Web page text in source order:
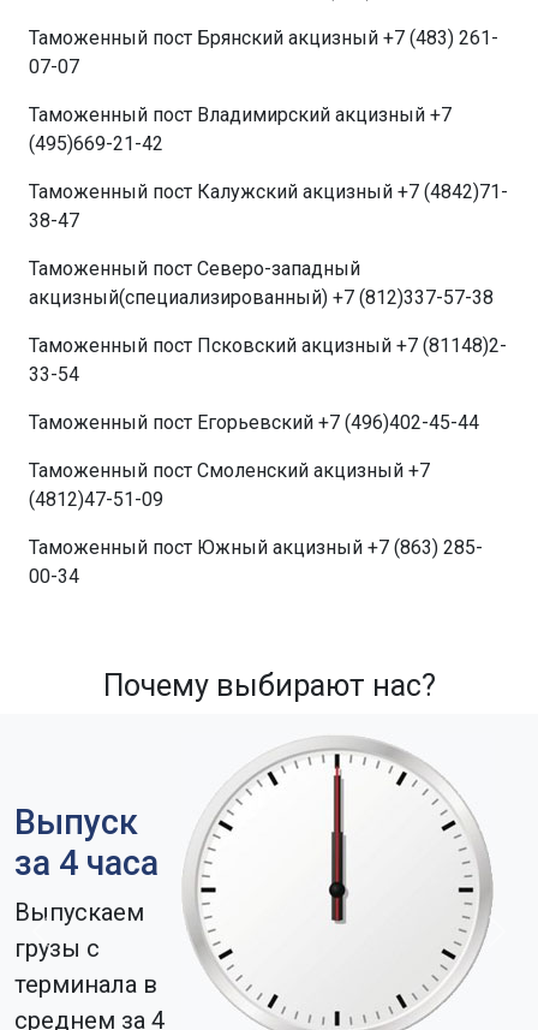
Таможенный пост Брянский акцизный +7 (483) 261-
07-07
Таможенный пост Владимирский акцизный +7
(495)669-21-42
Таможенный пост Калужский акцизный +7 (4842)71-
38-47
Таможенный пост Северо-западный
акцизный(специализированный) +7 (812)337-57-38
Таможенный пост Псковский акцизный +7 (81148)2-
33-54
Таможенный пост Егорьевский +7 (496)402-45-44
Таможенный пост Смоленский акцизный +7
(4812)47-51-09
Таможенный пост Южный акцизный +7 (863) 285-
00-34
Почему выбирают нас?
Выпуск
за 4 часа
Выпускаем
грузы с
терминала в
среднем за 4
Previous